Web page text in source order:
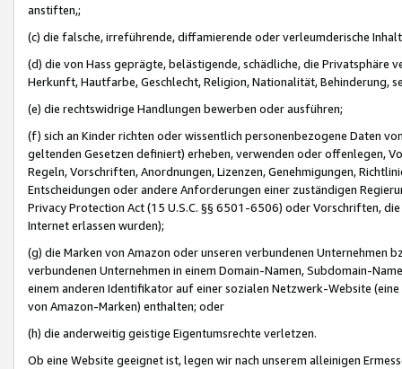
anstiften,;
(c) die falsche, irreführende, diffamierende oder verleumderische
(d) die von Hass geprägte, belästigende, schädliche, die Privatsphäre
Herkunft, Hautfarbe, Geschlecht, Religion, Nationalität, Behinderung,
(e) die rechtswidrige Handlungen bewerben oder ausführen;
(f) sich an Kinder richten oder wissentlich personenbezogene Daten
geltenden Gesetzen definiert) erheben, verwenden oder offenlegen,
Regeln, Vorschriften, Anordnungen, Lizenzen, Genehmigungen,
Entscheidungen oder andere Anforderungen einer zuständigen
Privacy Protection Act (15 U.S.C. §§ 6501-6506) oder Vorschriften,
Internet erlassen wurden);
(g) die Marken von Amazon oder unseren verbundenen Unternehmen
verbundenen Unternehmen in einem Domain-Namen, Subdomain-
einem anderen Identifikator auf einer sozialen Netzwerk-Website
von Amazon-Marken) enthalten; oder
(h) die anderweitig geistige Eigentumsrechte verletzen.
Ob eine Website geeignet ist, legen wir nach unserem alleinigen